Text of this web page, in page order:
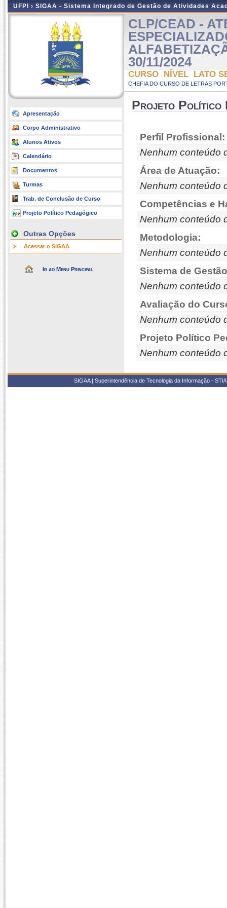
UFPI › SIGAA - Sistema Integrado de Gestão de Atividades
Apresentação
Corpo Administrativo
Alunos Ativos
Calendário
Documentos
Turmas
Trab. de Conclusão de Curso
Projeto Político Pedagógico
Outras Opções
Acessar o SIGAA
Ir ao Menu Principal
CLP/CEAD -
30/11/2024
CURSO NÍVEL LATO
CHEFIA DO CURSO DE LETRAS
Projeto Político
Perfil Profissional:
Nenhum conteúdo
Área de Atuação:
Nenhum conteúdo
Competências e
Nenhum conteúdo
Metodologia:
Nenhum conteúdo
Sistema de
Nenhum conteúdo
Avaliação do
Nenhum conteúdo
Projeto Político
Nenhum conteúdo
SIGAA | Superintendência de Tecnologia da Informação -